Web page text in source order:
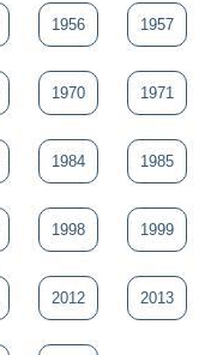
1956 1957
1970 1971
1984 1985
1998 1999
2012 2013